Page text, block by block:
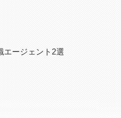
エージェント2選